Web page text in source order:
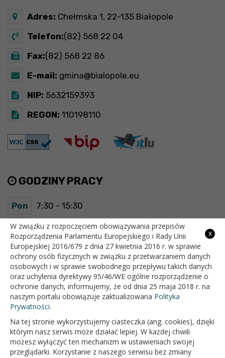
Adres: Chełmska 1, 22-135 Białopole
Telefon:(82) 568 22 04
Fax:(82) 568 22 86
E-mail: gmina@bialopole.eu
NIP: 5632159393
REGON: 110198110
GODZINY PRACY
Pon 7:30 - 15:30
Wt 7:30 - 15:30
Śr 7:30 - 15:30
Czw 7:30 - 15:30
Pt 7:30 - 15:30
OFICJALNY SERWIS INTERNETOWY GMINY BIAŁOPOLE
x
W związku z rozpoczęciem obowiązywania przepisów
Rozporządzenia Parlamentu Europejskiego i Rady Unii
Europejskiej 2016/679 z dnia 27 kwietnia 2016 r. w sprawie
ochrony osób fizycznych w związku z przetwarzaniem danych
osobowych i w sprawie swobodnego przepływu takich danych
oraz uchylenia dyrektywy 95/46/WE ogólne rozporządzenie o
ochronie danych, informujemy, że od dnia 25 maja 2018 r. na
naszym portalu obowiązuje zaktualizowana Polityka
Prywatności.
Na tej stronie wykorzystujemy ciasteczka (ang. cookies), dzięki
którym nasz serwis może działać lepiej. W każdej chwili
możesz wyłączyć ten mechanizm w ustawieniach swojej
przeglądarki. Korzystanie z naszego serwisu bez zmiany